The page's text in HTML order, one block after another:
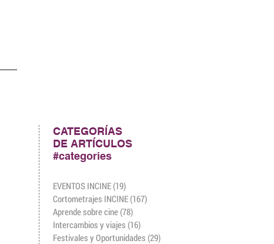
CATEGORÍAS
DE ARTÍCULOS
#categories
EVENTOS INCINE (19)
Cortometrajes INCINE (167)
Aprende sobre cine (78)
Intercambios y viajes (16)
Festivales y Oportunidades (29)